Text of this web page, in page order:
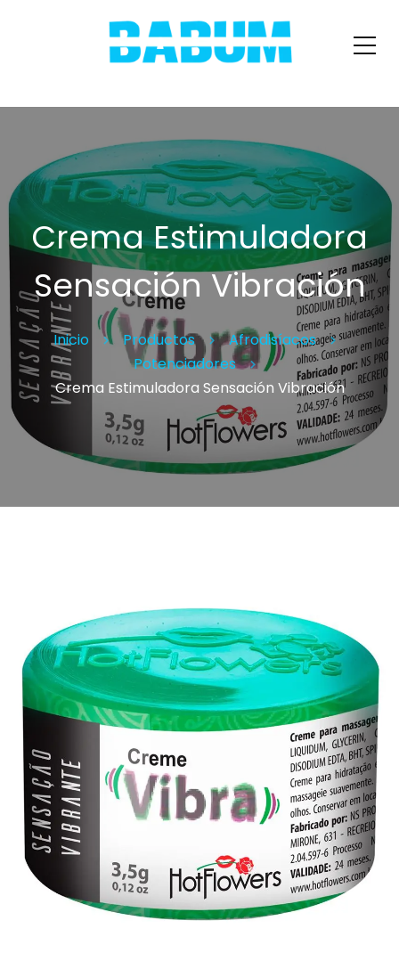
Crema Estimuladora
Sensación Vibración
Inicio Productos
Afrodisíacos
Potenciadores
Crema Estimuladora Sensación Vibración